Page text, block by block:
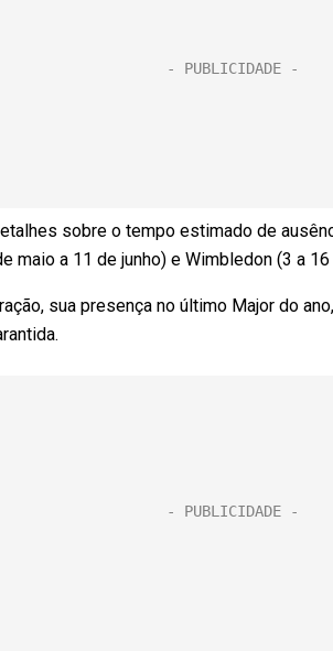
sobre o tempo estimado de
maio a 11 de junho) e Wimbledon (3 a 16
sua presença no último Major do